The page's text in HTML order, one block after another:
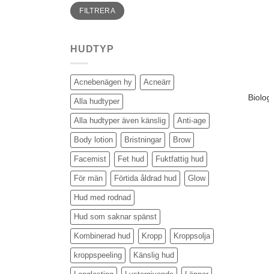
Min
pris
Max
prisFILTRERA
HUDTYP
Acnebenägen hy Acneärr
Alla hudtyper
Alla hudtyper även känslig Anti-age
Body lotion Bristningar Brow
Facemist Fet hud Fuktfattig hud
För män Förtida åldrad hud Glow
Hud med rodnad
Hud som saknar spänst
Kombinerad hud Kropp Kroppsolja
kroppspeeling Känslig hud